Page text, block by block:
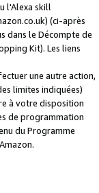
l'Alexa skill
(ci-après
dans le Décompte de
Kit). Les liens
une autre action,
limites indiquées)
à votre disposition
de programmation
du Programme